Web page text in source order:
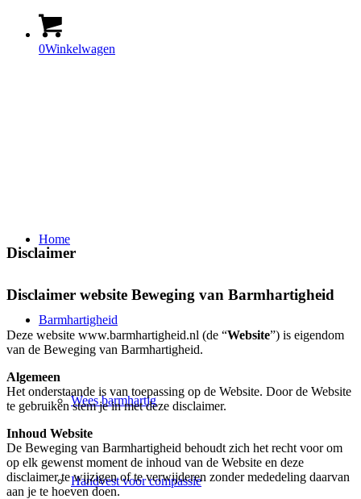
0Winkelwagen
Home
Barmhartigheid
Wees barmhartig
Handvest voor compassie
Disclaimer
Disclaimer website Beweging van Barmhartigheid
Deze website www.barmhartigheid.nl (de “Website”) is eigendom
van de Beweging van Barmhartigheid.
Algemeen
Het onderstaande is van toepassing op de Website. Door de Website
te gebruiken stem je in met deze disclaimer.
Inhoud Website
De Beweging van Barmhartigheid behoudt zich het recht voor om
op elk gewenst moment de inhoud van de Website en deze
disclaimer te wijzigen of te verwijderen zonder mededeling daarvan
aan je te hoeven doen.